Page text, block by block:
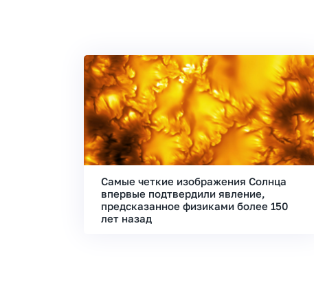
Самые четкие изображения Солнца
впервые подтвердили явление,
предсказанное физиками более 150
лет назад